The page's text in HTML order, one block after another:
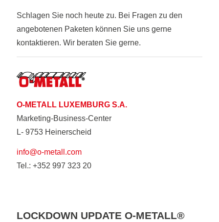
Schlagen Sie noch heute zu. Bei Fragen zu den
angebotenen Paketen können Sie uns gerne
kontaktieren. Wir beraten Sie gerne.
O-METALL LUXEMBURG S.A.
Marketing-Business-Center
L- 9753 Heinerscheid
info@o-metall.com
Tel.: +352 997 323 20
LOCKDOWN UPDATE O-METALL®